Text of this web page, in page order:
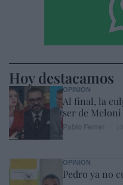
Hoy destacamos
OPINIÓN
Al final, la
ser de Meloni
OPINIÓN
Pedro ya no